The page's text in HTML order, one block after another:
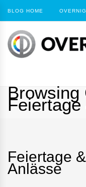
BLOG HOME
Browsing
Feiertage &
Anlässe